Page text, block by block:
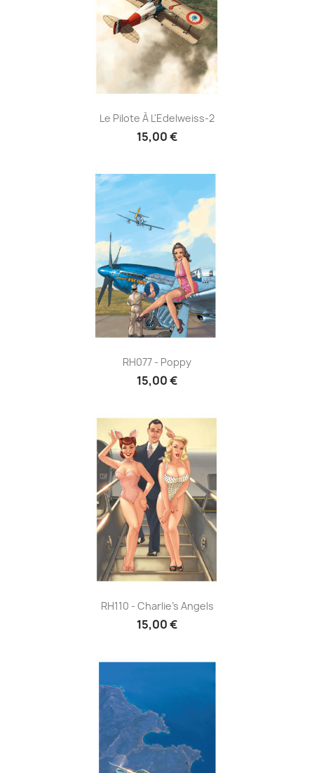
Le Pilote À L'Edelweiss-2
15,00 €
RH077 - Poppy
15,00 €
RH110 - Charlie's Angels
15,00 €